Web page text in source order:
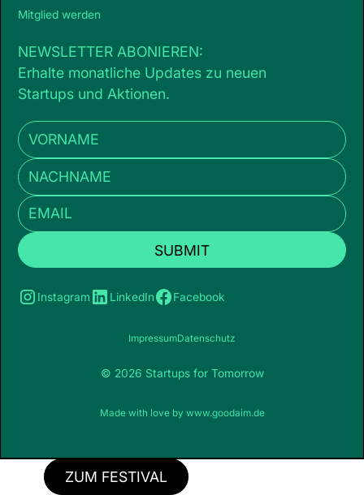
Mitglied werden
NEWSLETTER ABONIEREN:
Erhalte monatliche Updates zu neuen
Startups und Aktionen.
Instagram LinkedIn Facebook
© 2026 Startups for Tomorrow
ImpressumDatenschutz
Made with love by www.goodaim.de
ZUM FESTIVAL